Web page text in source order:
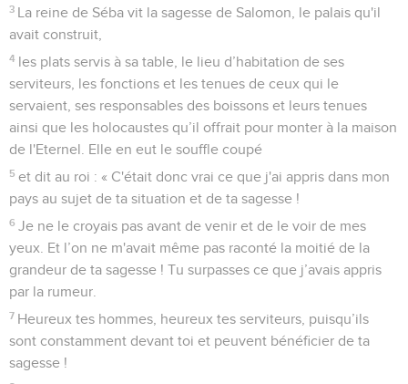
3
La reine de Séba vit la sagesse de Salomon, le palais qu'il
avait construit,
4
les plats servis à sa table, le lieu d’habitation de ses
serviteurs, les fonctions et les tenues de ceux qui le
servaient, ses responsables des boissons et leurs tenues
ainsi que les holocaustes qu’il offrait pour monter à la maison
de l'Eternel. Elle en eut le souffle coupé
5 et dit au roi : « C'était donc vrai ce que j'ai appris dans mon
pays au sujet de ta situation et de ta sagesse !
6 Je ne le croyais pas avant de venir et de le voir de mes
yeux. Et l’on ne m'avait même pas raconté la moitié de la
grandeur de ta sagesse ! Tu surpasses ce que j’avais appris
par la rumeur.
7 Heureux tes hommes, heureux tes serviteurs, puisqu’ils
sont constamment devant toi et peuvent bénéficier de ta
sagesse !